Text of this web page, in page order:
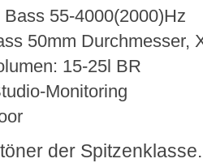
55-4000(2000)Hz
50mm Durchmesser,
15-25l BR
Monitoring
der Spitzenklasse.